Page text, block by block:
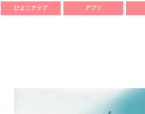
ひよこクラブ アプリ